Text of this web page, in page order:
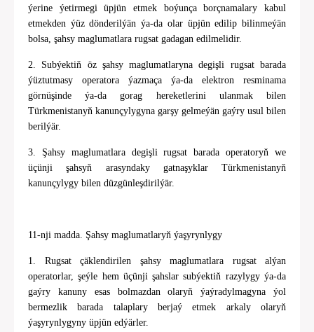
ýerine ýetirmegi üpjün etmek boýunça borçnamalary kabul
etmekden ýüz dönderilýän ýa-da olar üpjün edilip bilinmeýän
bolsa, şahsy maglumatlara rugsat gadagan edilmelidir.
2. Subýektiň öz şahsy maglumatlaryna degişli rugsat barada
ýüztutmasy operatora ýazmaça ýa-da elektron resminama
görnüşinde ýa-da gorag hereketlerini ulanmak bilen
Türkmenistanyň kanunçylygyna garşy gelmeýän gaýry usul bilen
berilýär.
3. Şahsy maglumatlara degişli rugsat barada operatoryň we
üçünji şahsyň arasyndaky gatnaşyklar Türkmenistanyň
kanunçylygy bilen düzgünleşdirilýär.
11-nji madda. Şahsy maglumatlaryň ýaşyrynlygy
1. Rugsat çäklendirilen şahsy maglumatlara rugsat alýan
operatorlar, şeýle hem üçünji şahslar subýektiň razylygy ýa-da
gaýry kanuny esas bolmazdan olaryň ýaýradylmagyna ýol
bermezlik barada talaplary berjaý etmek arkaly olaryň
ýaşyrynlygyny üpjün edýärler.